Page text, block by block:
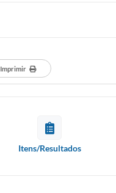
Imprimir
Itens/Resultados